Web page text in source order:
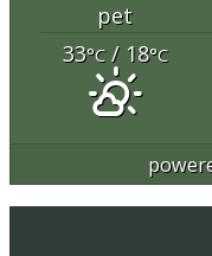
pet
33°C/ 18°C